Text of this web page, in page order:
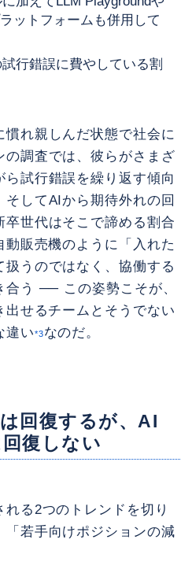
ットフォームも併用して
行錯誤に費やしている割
れ親しんだ状態で社会に
の調査では、彼らがさまざ
ら試行錯誤を繰り返す傾向
してAIから期待外れの回
世代はそこで諦める割合
販売機のように「入れた
扱うのではなく、協働する
う ── この姿勢こそが、
せるチームとそうでない
違い*3なのだ。
回復するが、AI
復しない
る2つのトレンドを切り
若手向けポジションの減